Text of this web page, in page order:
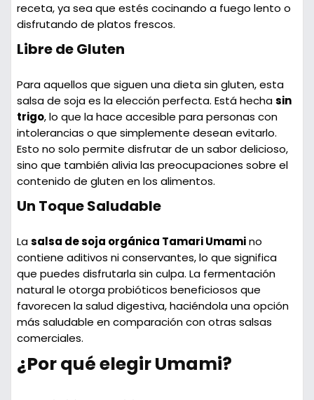
receta, ya sea que estés cocinando a fuego lento o
disfrutando de platos frescos.
Libre de Gluten
Para aquellos que siguen una dieta sin gluten, esta
salsa de soja es la elección perfecta. Está hechasin
trigo, lo que la hace accesible para personas con
intolerancias o que simplemente desean evitarlo.
Esto no solo permite disfrutar de un sabor delicioso,
sino que también alivia las preocupaciones sobre el
contenido de gluten en los alimentos.
Un Toque Saludable
Lasalsa de soja orgánica Tamari Umamino
contiene aditivos ni conservantes, lo que significa
que puedes disfrutarla sin culpa. La fermentación
natural le otorga probióticos beneficiosos que
favorecen la salud digestiva, haciéndola una opción
más saludable en comparación con otras salsas
comerciales.
¿Por qué elegir Umami?